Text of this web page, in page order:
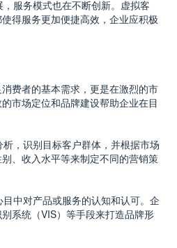
服务模式也在不断创新。虚拟客
得服务更加便捷高效，企业应积极
费者的基本需求，更是在激烈的市
市场定位和品牌建设帮助企业在目
，识别目标客户群体，并根据市场
、收入水平等来制定不同的营销策
中对产品或服务的认知和认可。企
系统（VIS）等手段来打造品牌形